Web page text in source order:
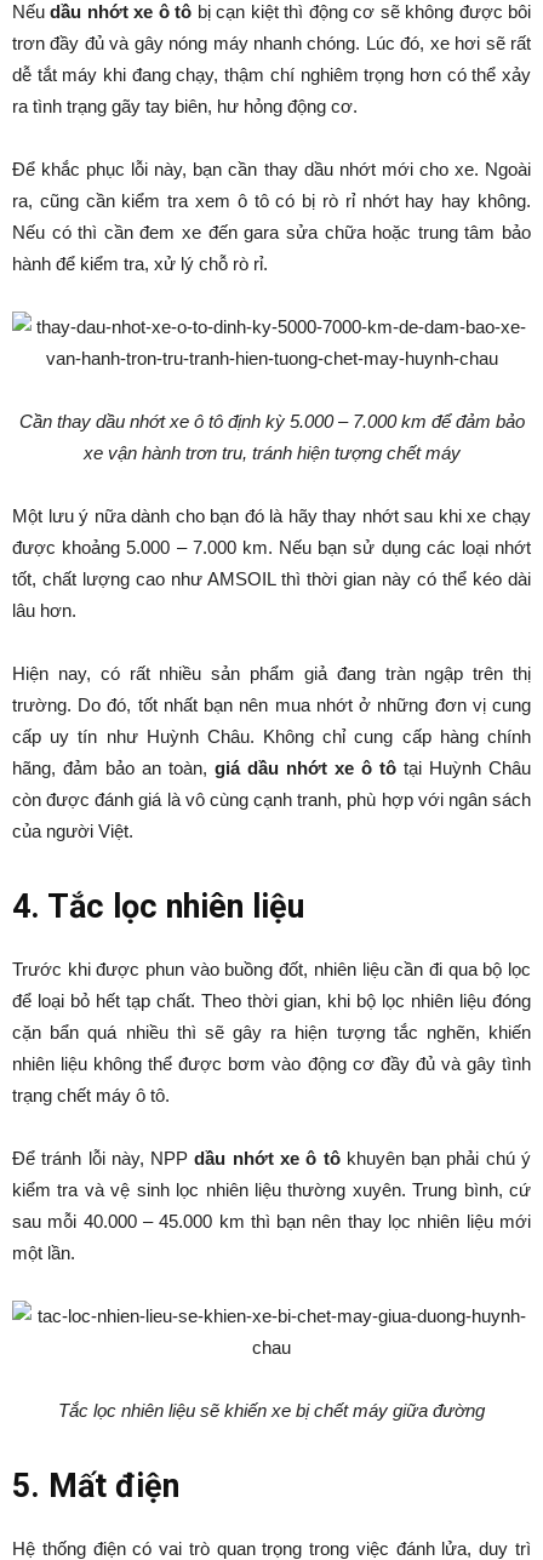
Nếudầu nhớt xe ô tô bị cạn kiệt thì động cơ sẽ không được bôi
trơn đầy đủ và gây nóng máy nhanh chóng. Lúc đó, xe hơi sẽ rất
dễ tắt máy khi đang chạy, thậm chí nghiêm trọng hơn có thể xảy
ra tình trạng gãy tay biên, hư hỏng động cơ.
Để khắc phục lỗi này, bạn cần thay dầu nhớt mới cho xe. Ngoài
ra, cũng cần kiểm tra xem ô tô có bị rò rỉ nhớt hay hay không.
Nếu có thì cần đem xe đến gara sửa chữa hoặc trung tâm bảo
hành để kiểm tra, xử lý chỗ rò rỉ.
Cần thay dầu nhớt xe ô tô định kỳ 5.000 – 7.000 km để đảm bảo
xe vận hành trơn tru, tránh hiện tượng chết máy
Một lưu ý nữa dành cho bạn đó là hãy thay nhớt sau khi xe chạy
được khoảng 5.000 – 7.000 km. Nếu bạn sử dụng các loại nhớt
tốt, chất lượng cao như AMSOIL thì thời gian này có thể kéo dài
lâu hơn.
Hiện nay, có rất nhiều sản phẩm giả đang tràn ngập trên thị
trường. Do đó, tốt nhất bạn nên mua nhớt ở những đơn vị cung
cấp uy tín như Huỳnh Châu. Không chỉ cung cấp hàng chính
hãng, đảm bảo an toàn, giá dầu nhớt xe ô tô tại Huỳnh Châu
còn được đánh giá là vô cùng cạnh tranh, phù hợp với ngân sách
của người Việt.
4. Tắc lọc nhiên liệu
Trước khi được phun vào buồng đốt, nhiên liệu cần đi qua bộ lọc
để loại bỏ hết tạp chất. Theo thời gian, khi bộ lọc nhiên liệu đóng
cặn bẩn quá nhiều thì sẽ gây ra hiện tượng tắc nghẽn, khiến
nhiên liệu không thể được bơm vào động cơ đầy đủ và gây tình
trạng chết máy ô tô.
Để tránh lỗi này, NPPdầu nhớt xe ô tô khuyên bạn phải chú ý
kiểm tra và vệ sinh lọc nhiên liệu thường xuyên. Trung bình, cứ
sau mỗi 40.000 – 45.000 km thì bạn nên thay lọc nhiên liệu mới
một lần.
Tắc lọc nhiên liệu sẽ khiến xe bị chết máy giữa đường
5. Mất điện
Hệ thống điện có vai trò quan trọng trong việc đánh lửa, duy trì